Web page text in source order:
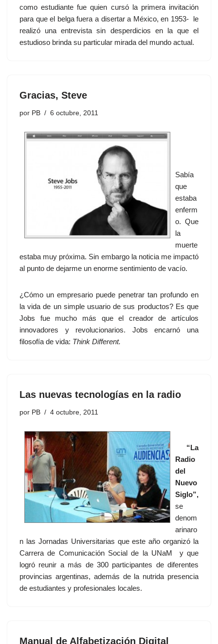
como estudiante fue quien cursó la primera invitación
para que el belga fuera a disertar a México, en 1953- le
realizó una entrevista sin desperdicios en la que el
estudioso brinda su particular mirada del mundo actual.
Gracias, Steve
por PB 6 octubre, 2011
Sabía
que
estaba
enferm
o. Que
la
muerte
estaba muy próxima. Sin embargo la noticia me impactó
al punto de dejarme un enorme sentimiento de vacío.
¿Cómo un empresario puede penetrar tan profundo en
la vida de un simple usuario de sus productos? Es que
Jobs fue mucho más que el creador de artículos
innovadores y revolucionarios. Jobs encarnó una
filosofía de vida: Think Different.
Las nuevas tecnologías en la radio
por PB 4 octubre, 2011
“La
Radio
del
Nuevo
Siglo”,
se
denom
arinaro
n las Jornadas Universitarias que este año organizó la
Carrera de Comunicación Social de la UNaM y que
logró reunir a más de 300 participantes de diferentes
provincias argentinas, además de la nutrida presencia
de estudiantes y profesionales locales.
Manual de Alfabetización Digital